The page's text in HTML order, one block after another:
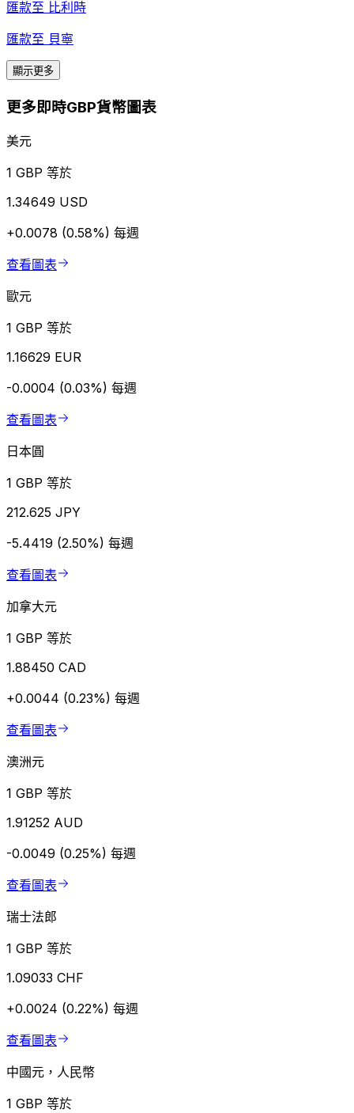
匯款至 比利時
匯款至 貝寧
顯示更多
更多即時GBP貨幣圖表
美元
1 GBP 等於
1.34649 USD
+0.0078 (0.58%) 每週
查看圖表
歐元
1 GBP 等於
1.16629 EUR
-0.0004 (0.03%) 每週
查看圖表
日本圓
1 GBP 等於
212.625 JPY
-5.4419 (2.50%) 每週
查看圖表
加拿大元
1 GBP 等於
1.88450 CAD
+0.0044 (0.23%) 每週
查看圖表
澳洲元
1 GBP 等於
1.91252 AUD
-0.0049 (0.25%) 每週
查看圖表
瑞士法郎
1 GBP 等於
1.09033 CHF
+0.0024 (0.22%) 每週
查看圖表
中國元，人民幣
1 GBP 等於